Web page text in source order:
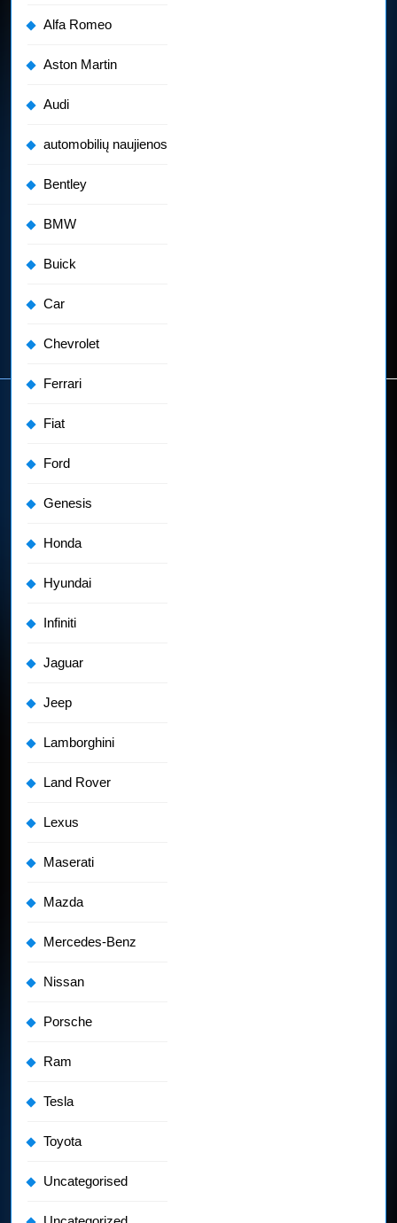
Alfa Romeo
Aston Martin
Audi
automobilių naujienos
Bentley
BMW
Buick
Car
Chevrolet
Ferrari
Fiat
Ford
Genesis
Honda
Hyundai
Infiniti
Jaguar
Jeep
Lamborghini
Land Rover
Lexus
Maserati
Mazda
Mercedes-Benz
Nissan
Porsche
Ram
Tesla
Toyota
Uncategorised